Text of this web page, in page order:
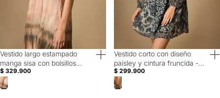
Vestido largo estampado
manga sisa con bolsillos
laterales - Rosa
$ 329.900
Vestido corto con diseño
paisley y cintura fruncida -
Azul
$ 299.900